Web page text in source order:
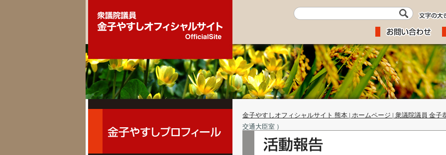
金子やすしオフィシャルサイト 熊本 | ホームページ | 衆議院議員 金子
交通大臣室 ）